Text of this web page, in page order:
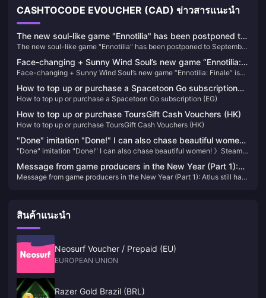
CASHTOCODE EVOUCHER (CAD) ข่าวสารแนะนำ
The new soul-like game "Ennotilia" has been postponed to
September 19th, and the demo will be launched on May
22nd
The new soul-like game "Ennotilia" has been postponed to September
Face-changing + Sunny Wind Soul’s new game “Ennotilia:
Finale” is scheduled to be released on June 21
Face-changing + Sunny Wind Soul’s new game “Ennotilia: Finale” is
How to top up or purchase a Spacetoon Go subscription
(EG)
How to top up or purchase a Spacetoon Go subscription (EG)
How to top up or purchase ToursGift Cash Vouchers (HK)
How to top up or purchase ToursGift Cash Vouchers (HK)
"Done" imitation "Done!" I can also chase beautiful women!
》Steam reviews have mixed reviews
"Done" imitation "Done!" I can also chase beautiful women! 》Steam
Message from game producers in the New Year (Part 1):
Atlus still has unannounced new games
Message from game producers in the New Year (Part 1): Atlus still has
สินค้าแนะนำ
Neosurf Voucher / Prepaid (EU)
EUROPEAN UNION
Razer Gold Brazil (BRL)